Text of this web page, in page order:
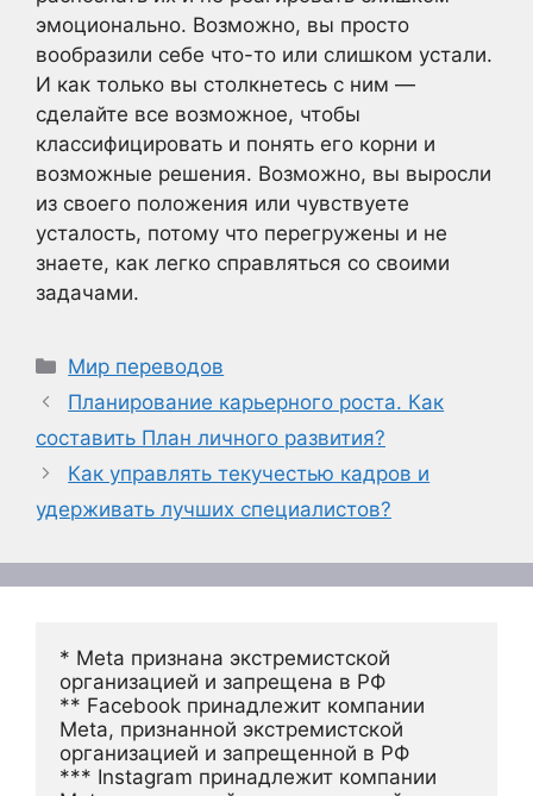
эмоционально. Возможно, вы просто
вообразили себе что-то или слишком устали.
И как только вы столкнетесь с ним —
сделайте все возможное, чтобы
классифицировать и понять его корни и
возможные решения. Возможно, вы выросли
из своего положения или чувствуете
усталость, потому что перегружены и не
знаете, как легко справляться со своими
задачами.
Рубрики
Мир переводов
Планирование карьерного роста. Как
составить План личного развития?
Как управлять текучестью кадров и
удерживать лучших специалистов?
* Meta признана экстремистской
организацией и запрещена в РФ
** Facebook принадлежит компании
Meta, признанной экстремистской
организацией и запрещенной в РФ
*** Instagram принадлежит компании